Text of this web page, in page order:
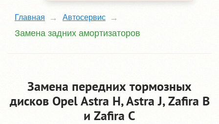
Главная Автосервис
Замена задних амортизаторов
Замена передних тормозных
дисков Opel Astra H, Astra J, Zafira B
и Zafira C